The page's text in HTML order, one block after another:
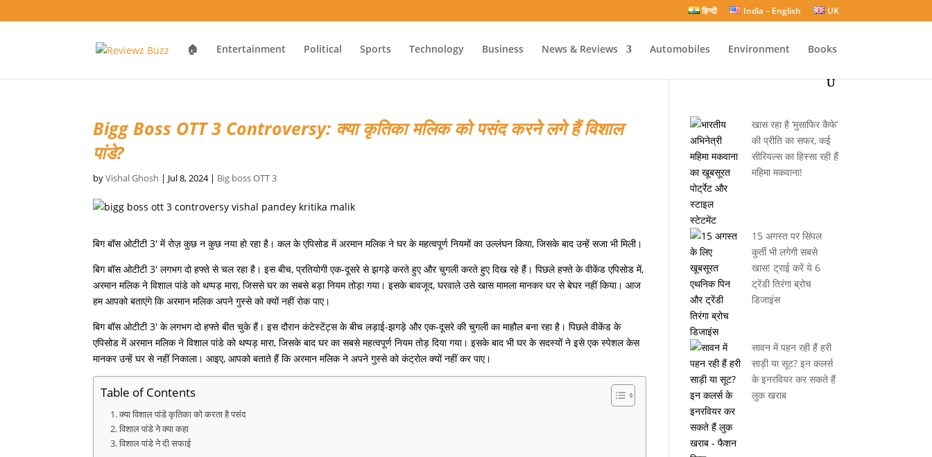
हिन्दी India – English UK
🏠 Entertainment Political Sports Technology Business News & Reviews Automobiles Environment Books
Bigg Boss OTT 3 Controversy: क्या कृतिका मलिक को पसंद करने लगे हैं विशाल
पांडे?
byVishal Ghosh | Jul 8, 2024| Big boss OTT 3
बिग बॉस ओटीटी 3′ में रोज़ कुछ न कुछ नया हो रहा है। कल के एपिसोड में अरमान मलिक ने घर के महत्वपूर्ण नियमों का उल्लंघन किया, जिसके बाद उन्हें सजा भी मिली।
बिग बॉस ओटीटी 3′ लगभग दो हफ्ते से चल रहा है। इस बीच, प्रतियोगी एक-दूसरे से झगड़े करते हुए और चुगली करते हुए दिख रहे हैं। पिछले हफ्ते के वीकेंड एपिसोड में,
अरमान मलिक ने विशाल पांडे को थप्पड़ मारा, जिससे घर का सबसे बड़ा नियम तोड़ा गया। इसके बावजूद, घरवाले उसे खास मामला मानकर घर से बेघर नहीं किया। आज
हम आपको बताएंगे कि अरमान मलिक अपने गुस्से को क्यों नहीं रोक पाए।
बिग बॉस ओटीटी 3′ के लगभग दो हफ्ते बीत चुके हैं। इस दौरान कंटेस्टेंट्स के बीच लड़ाई-झगड़े और एक-दूसरे की चुगली का माहौल बना रहा है। पिछले वीकेंड के
एपिसोड में अरमान मलिक ने विशाल पांडे को थप्पड़ मारा, जिसके बाद घर का सबसे महत्वपूर्ण नियम तोड़ दिया गया। इसके बाद भी घर के सदस्यों ने इसे एक स्पेशल केस
मानकर उन्हें घर से नहीं निकाला। आइए, आपको बताते हैं कि अरमान मलिक ने अपने गुस्से को कंट्रोल क्यों नहीं कर पाए।
Table of Contents
क्या विशाल पांडे कृतिका को करता है पसंद
विशाल पांडे ने क्या कहा
विशाल पांडे ने दी सफाई
खास रहा है ‘मुसाफिर कैफे’
की प्रीति का सफर, कई
सीरियल्स का हिस्सा रही हैं
महिमा मकवाना!
15 अगस्त पर सिंपल
कुर्ती भी लगेगी सबसे
खास! ट्राई करें ये 6
ट्रेंडी तिरंगा ब्रोच
डिजाइंस
सावन में पहन रही हैं हरी
साड़ी या सूट? इन कलर्स
के इनरवियर कर सकते हैं
लुक खराब